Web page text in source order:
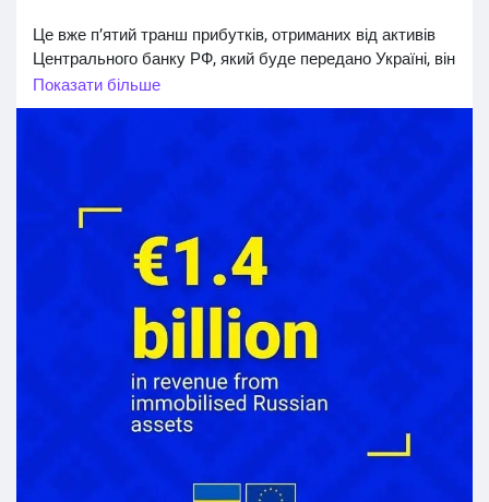
Це вже п’ятий транш прибутків, отриманих від активів
Центрального банку РФ, який буде передано Україні, він
охоплює доходи, накопичені в першій половині 2026
року. Попередній транш був переданий у березні.
#Ukraine@Ukrainian_news
@Українські_новини
Показати більше